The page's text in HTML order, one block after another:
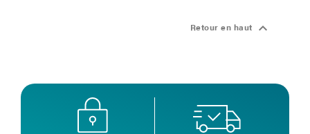
Retour en haut 